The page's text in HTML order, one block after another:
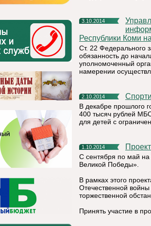
3.10.2014
Управление Федеральной службы по надзору в сфере связи,
Республики Коми
Ст. 22 Федерального
обязанность до
уполномоченный
намерении
2.10.2014
В декабре прошлого
400 тысяч рублей
для детей с
1.10.2014
С сентября по май на
Великой Победы».
В рамках этого
Отечественной
торжественной
Принять участие в